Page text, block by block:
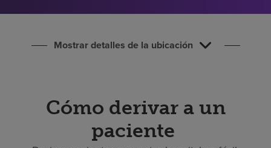
Mostrar detalles de la ubicación
Cómo derivar a un
paciente